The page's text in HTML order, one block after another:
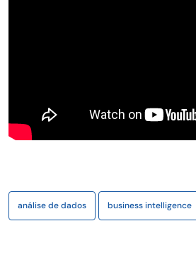
análise de dados business intelligence